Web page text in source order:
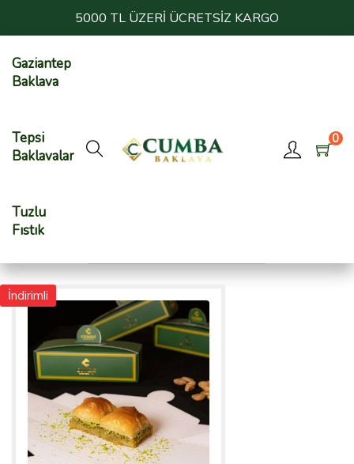
5000 TL ÜZERİ ÜCRETSİZ KARGO
Gaziantep
Baklava
Tepsi
Baklavalar
Tuzlu
Fıstık
0
İndirimli